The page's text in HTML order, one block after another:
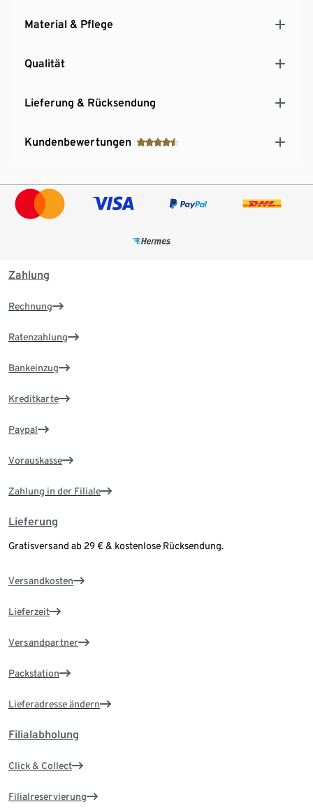
Material & Pflege
Qualität
Lieferung & Rücksendung
Kundenbewertungen
Zahlung
Rechnung
Ratenzahlung
Bankeinzug
Kreditkarte
Paypal
Vorauskasse
Zahlung in der Filiale
Lieferung
Gratisversand ab 29 € & kostenlose Rücksendung.
Versandkosten
Lieferzeit
Versandpartner
Packstation
Lieferadresse ändern
Filialabholung
Click & Collect
Filialreservierung